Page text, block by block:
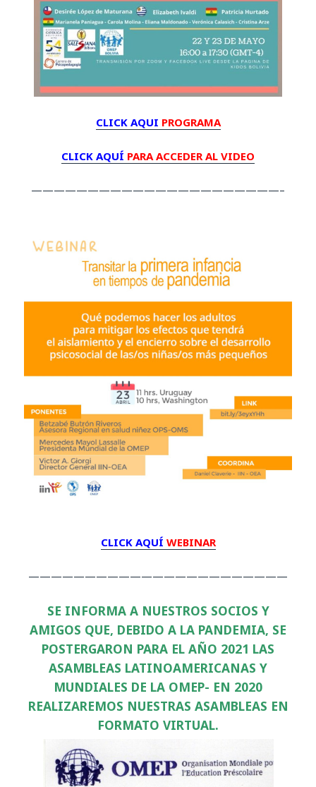
CLICK AQUI PROGRAMA
CLICK AQUÍ PARA ACCEDER AL VIDEO
——————————————————————–
CLICK AQUÍ WEBINAR
———————————————————————
SE INFORMA A NUESTROS SOCIOS Y
AMIGOS QUE, DEBIDO A LA PANDEMIA, SE
POSTERGARON PARA EL AÑO 2021 LAS
ASAMBLEAS LATINOAMERICANAS Y
MUNDIALES DE LA OMEP- EN 2020
REALIZAREMOS NUESTRAS ASAMBLEAS EN
FORMATO VIRTUAL.